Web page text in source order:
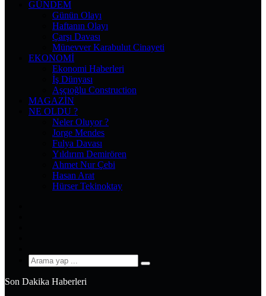
GÜNDEM
Günün Olayı
Haftanın Olayı
Çarşı Davası
Münevver Karabulut Cinayeti
EKONOMI
Ekonomi Haberleri
İş Dünyası
Aşçıoğlu Construction
MAGAZIN
NE OLDU ?
Neler Oluyor ?
Jorge Mendes
Fulya Davası
Yıldırım Demirören
Ahmet Nur Çebi
Hasan Arat
Hürser Tekinoktay
Arama
Son Dakika Haberleri